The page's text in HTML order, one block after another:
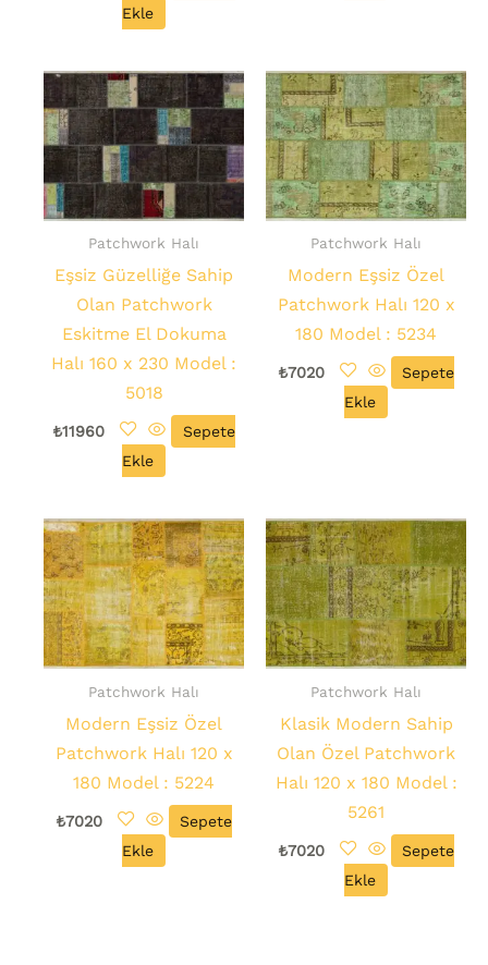
Ekle
Patchwork Halı
Eşsiz Güzelliğe Sahip
Olan Patchwork
Eskitme El Dokuma
Halı 160 x 230 Model :
5018
₺11960
Sepete
Ekle
Patchwork Halı
Modern Eşsiz Özel
Patchwork Halı 120 x
180 Model : 5234
₺7020
Sepete
Ekle
Patchwork Halı
Modern Eşsiz Özel
Patchwork Halı 120 x
180 Model : 5224
₺7020
Sepete
Ekle
Patchwork Halı
Klasik Modern Sahip
Olan Özel Patchwork
Halı 120 x 180 Model :
5261
₺7020
Sepete
Ekle